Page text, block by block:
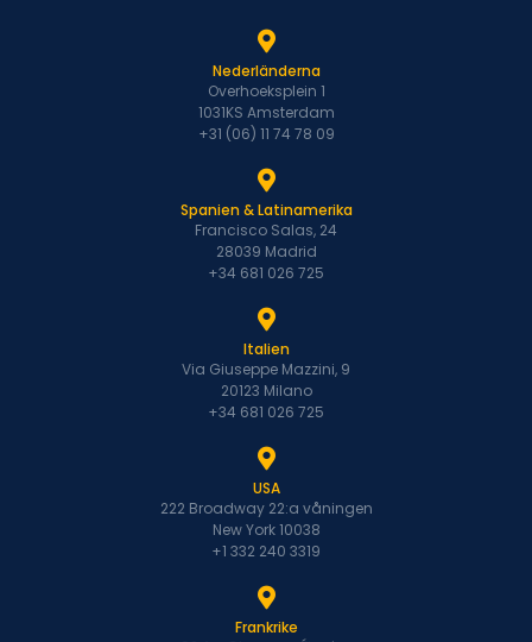
Nederländerna
Overhoeksplein 1
1031KS Amsterdam
+31 (06) 11 74 78 09
Spanien & Latinamerika
Francisco Salas, 24
28039 Madrid
+34 681 026 725
Italien
Via Giuseppe Mazzini, 9
20123 Milano
+34 681 026 725
USA
222 Broadway 22:a våningen
New York 10038
+1 332 240 3319
Frankrike